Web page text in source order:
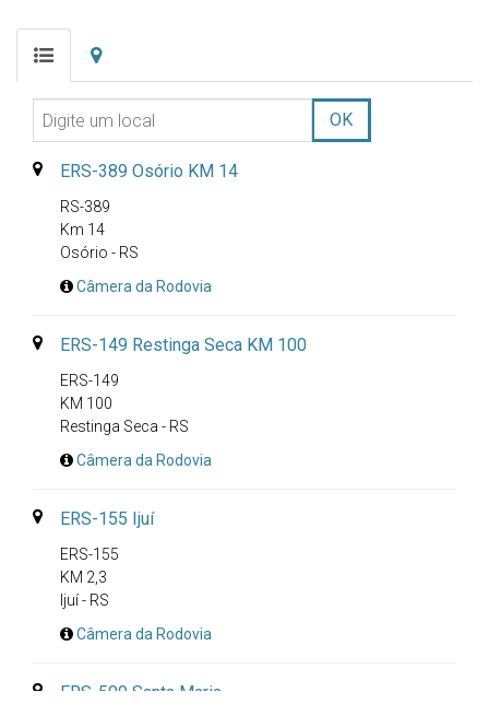
Digite
um
local
OK
ERS-389 Osório KM 14
RS-389
Km 14
Osório - RS
Câmera da Rodovia
ERS-149 Restinga Seca KM 100
ERS-149
KM 100
Restinga Seca - RS
Câmera da Rodovia
ERS-155 Ijuí
ERS-155
KM 2,3
Ijuí - RS
Câmera da Rodovia
ERS-509 Santa Maria